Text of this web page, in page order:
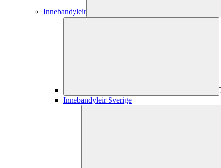
Innebandyleir
Innebandyleir Sverige